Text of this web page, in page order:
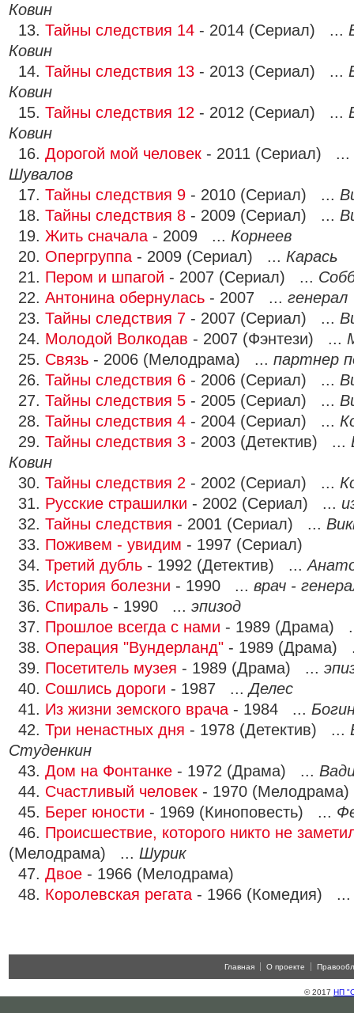
Ковин
13. Тайны следствия 14 - 2014 (Сериал) ...
Ковин
14. Тайны следствия 13 - 2013 (Сериал) ...
Ковин
15. Тайны следствия 12 - 2012 (Сериал) ...
Ковин
16. Дорогой мой человек - 2011 (Сериал) ...
Шувалов
17. Тайны следствия 9 - 2010 (Сериал) ...
18. Тайны следствия 8 - 2009 (Сериал) ...
19. Жить сначала - 2009 ... Корнеев
20. Опергруппа - 2009 (Сериал) ... Карась
21. Пером и шпагой - 2007 (Сериал) ...
22. Антонина обернулась - 2007 ... генерал
23. Тайны следствия 7 - 2007 (Сериал) ...
24. Молодой Волкодав - 2007 (Фэнтези) ...
25. Связь - 2006 (Мелодрама) ... партнер
26. Тайны следствия 6 - 2006 (Сериал) ...
27. Тайны следствия 5 - 2005 (Сериал) ...
28. Тайны следствия 4 - 2004 (Сериал) ...
29. Тайны следствия 3 - 2003 (Детектив) ...
Ковин
30. Тайны следствия 2 - 2002 (Сериал) ...
31. Русские страшилки - 2002 (Сериал) ...
32. Тайны следствия - 2001 (Сериал) ...
33. Поживем - увидим - 1997 (Сериал)
34. Третий дубль - 1992 (Детектив) ...
35. История болезни - 1990 ... врач -
36. Спираль - 1990 ... эпизод
37. Прошлое всегда с нами - 1989 (Драма)
38. Операция "Вундерланд" - 1989 (Драма)
39. Посетитель музея - 1989 (Драма) ...
40. Сошлись дороги - 1987 ...Делес
41. Из жизни земского врача - 1984 ...
42. Три ненастных дня - 1978 (Детектив) ...
Студенкин
43. Дом на Фонтанке - 1972 (Драма) ...
44. Счастливый человек - 1970
45. Берег юности - 1969 (Киноповесть) ...
46. Происшествие, которого никто не
(Мелодрама) ... Шурик
47. Двое - 1966 (Мелодрама)
48. Королевская регата - 1966 (Комедия)
Главная О проекте
© 2017 НП